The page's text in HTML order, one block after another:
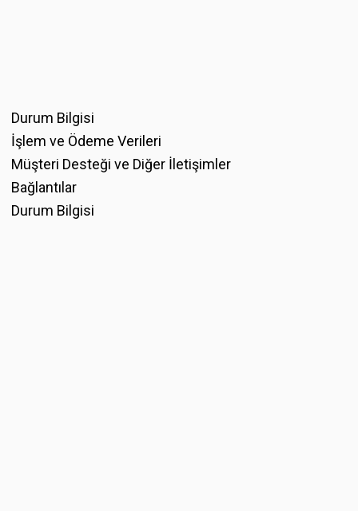
Durum Bilgisi
İşlem ve Ödeme Verileri
Müşteri Desteği ve Diğer İletişimler
Bağlantılar
Durum Bilgisi